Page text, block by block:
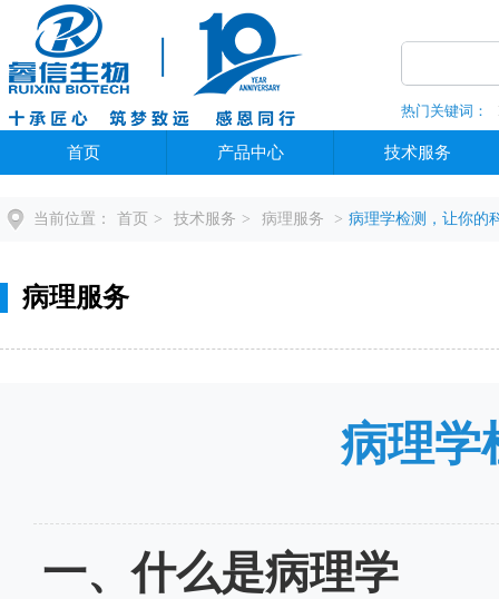
热门关键词：
全部分类
首页 产品中心 技术服务
当前位置： 首页 > 技术服务 > 病理服务 > 病理学检测，让你的
病理服务
病理学
一、什么是病理学